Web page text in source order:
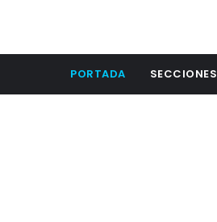
PORTADA SECCIONES